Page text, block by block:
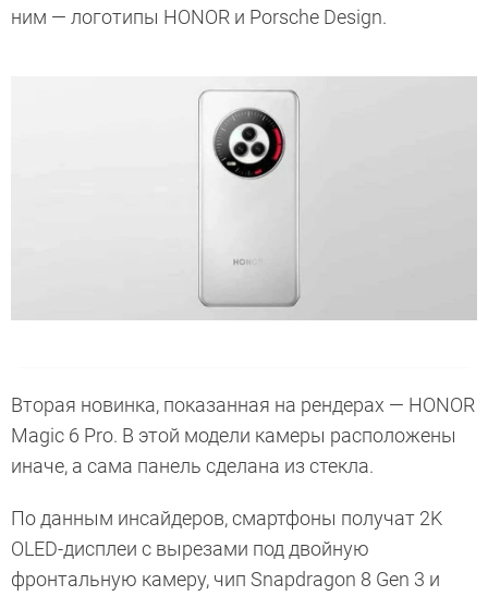
ним — логотипы HONOR и Porsche Design.
Вторая новинка, показанная на рендерах — HONOR
Magic 6 Pro. В этой модели камеры расположены
иначе, а сама панель сделана из стекла.
По данным инсайдеров, смартфоны получат 2K
OLED-дисплеи с вырезами под двойную
фронтальную камеру, чип Snapdragon 8 Gen 3 и